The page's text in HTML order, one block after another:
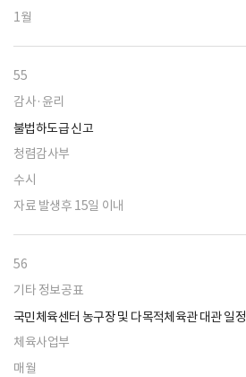
1월
55
감사·윤리
불법하도급 신고
청렴감사부
수시
자료 발생후 15일 이내
56
기타 정보공표
국민체육센터 농구장 및 다목적체육관 대관 일정
체육사업부
매월